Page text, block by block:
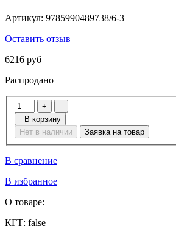
Артикул: 9785990489738/6-3
Оставить отзыв
6216 руб
Распродано
+
–
В корзину
Нет в наличии
Заявка на товар
В сравнение
В избранное
О товаре:
КГТ: false